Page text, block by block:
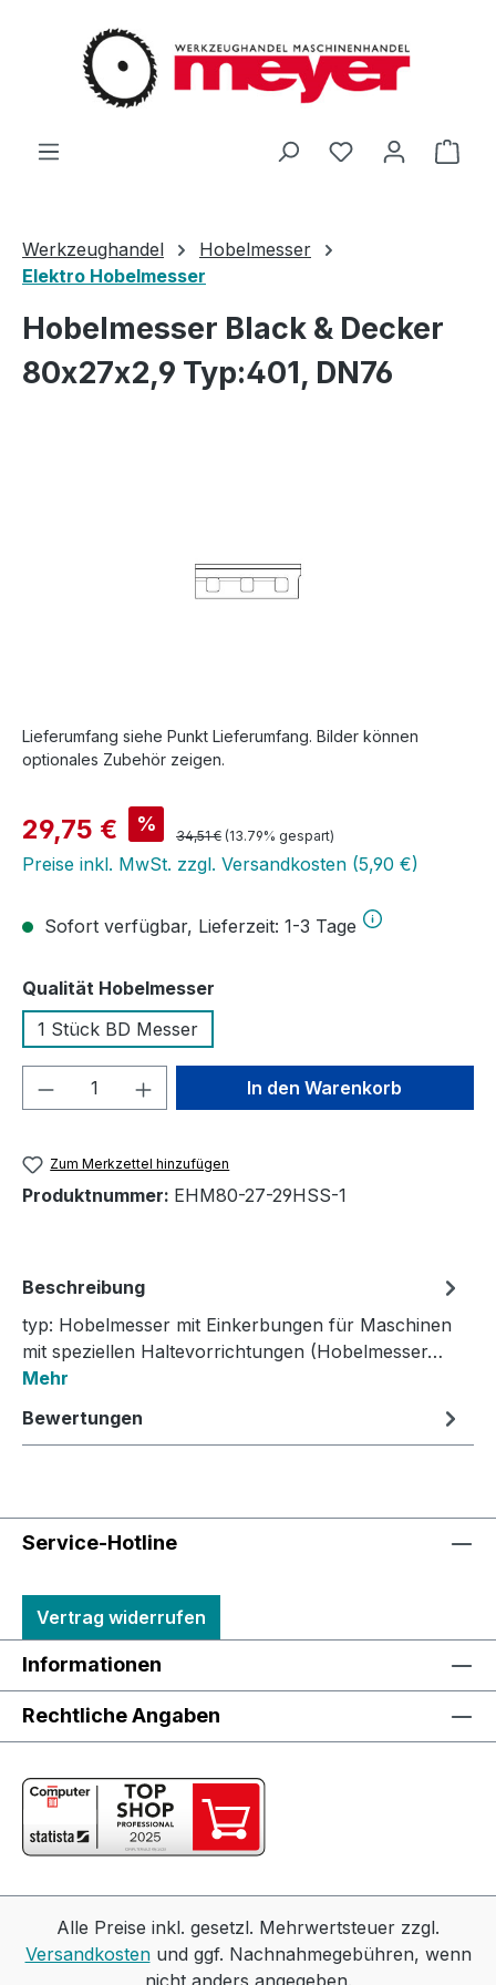
Zum Hauptinhalt springen
Du hast 0
Werkzeughandel
Hobelmesser
Elektro Hobelmesser
Hobelmesser Black & Decker
80x27x2,9 Typ:401, DN76
Lieferumfang siehe Punkt Lieferumfang. Bilder können
optionales Zubehör zeigen.
Verkaufspreis:
29,75 € % Regulärer Preis:
34,51 € (13.79% gespart)
Preise inkl. MwSt. zzgl. Versandkosten (5,90 €)
Sofort verfügbar, Lieferzeit: 1-3 Tage
Qualität Hobelmesser
1 Stück BD Messer
Produkt Anzahl: Gib denIn den Warenkorb
Zum Merkzettel hinzufügen
Produktnummer: EHM80-27-29HSS-1
Beschreibung
typ: Hobelmesser mit Einkerbungen für Maschinen
mit speziellen Haltevorrichtungen (Hobelmesser…
Mehr
Bewertungen
Service-Hotline
Vertrag widerrufen
Informationen
Rechtliche Angaben
Alle Preise inkl. gesetzl. Mehrwertsteuer zzgl.
Versandkostenund ggf. Nachnahmegebühren, wenn
nicht anders angegeben.